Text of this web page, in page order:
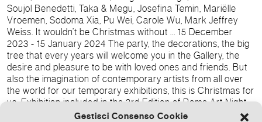
Gestisci Consenso Cookie
Soujol Benedetti, Taka & Megu, Josefina Temin, Mariëlle
Vroemen, Sodoma Xia, Pu Wei, Carole Wu, Mark Jeffrey
Weiss. It wouldn’t be Christmas without ... 15 December
2023 - 15 January 2024 The party, the decorations, the big
tree that every years will welcome you in the Gallery, the
desire and pleasure to be with loved ones and friends. But
also the imagination of contemporary artists from all over
the world for our temporary exhibitions, this is Christmas for
us. Exhibition included in the 3rd Edition of Rome Art Night
events We look forward to welcoming you from Monday to